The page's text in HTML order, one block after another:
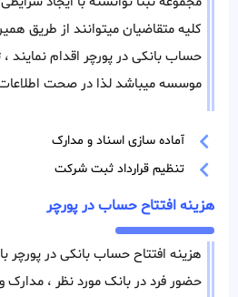
کلیه متقاضیان میتوانند از طریق
حساب بانکی در پورچر اقدام نمایند
موسسه میباشد لذا در صحت
آماده سازی اسناد و مدارک
تنظیم قرارداد ثبت شرکت
هزینه افتتاح حساب در پورچر
هزینه افتتاح حساب بانکی در
حضور فرد در بانک مورد نظر ، مدارک